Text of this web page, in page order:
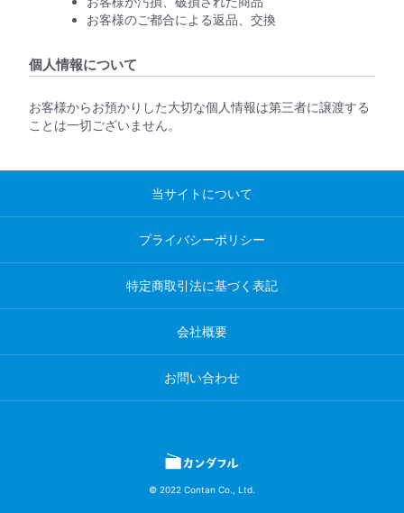
お客様のご都合による返品、交換
個人情報について
お客様からお預かりした大切な個人情報は第三者に譲渡する
ことは一切ございません。
当サイトについて
プライバシーポリシー
特定商取引法に基づく表記
会社概要
お問い合わせ
© 2022 Contan Co., Ltd.